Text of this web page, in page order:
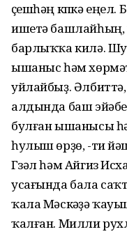
үҫешһәң күпкә
ишетә башлайһың,
барлыҡҡа килә.
ышаныс һәм
уйлайбыҙ. Әлбиттә,
алдында баш
булған ышанысы
һулыш өрҙө, -ти
Гүзәл һәм Айгиз
усағында бала
ҡала Мәскәүҙә
ҡалған. Милли